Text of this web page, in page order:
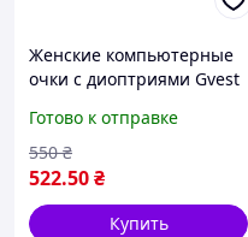
Женские компьютерные
очки с диоптриями Gvest
металлической оправе
24403-C1
Готово к отправке
522.50₴
550 ₴
Купить